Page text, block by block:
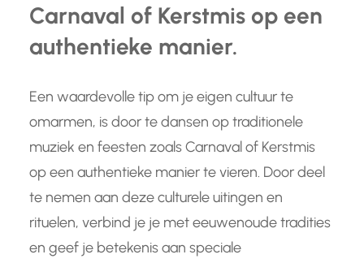
Carnaval of Kerstmis op een
authentieke manier.
Een waardevolle tip om je eigen cultuur te
omarmen, is door te dansen op traditionele
muziek en feesten zoals Carnaval of Kerstmis
op een authentieke manier te vieren. Door deel
te nemen aan deze culturele uitingen en
rituelen, verbind je je met eeuwenoude tradities
en geef je betekenis aan speciale